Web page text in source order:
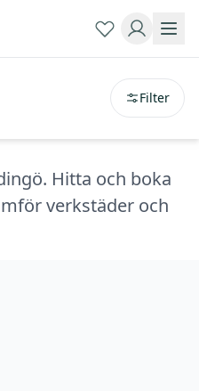
Hitta och boka
verkstäder och
Filter
avstånd